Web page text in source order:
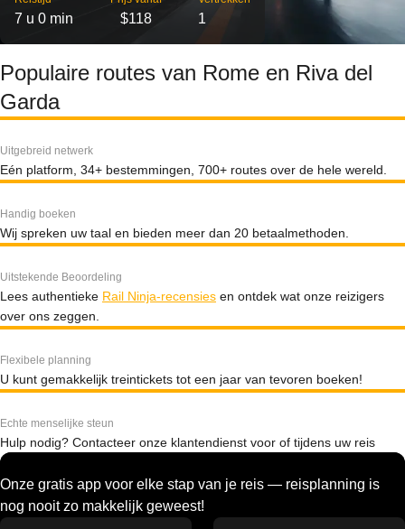
7 u 0 min $118 1
Populaire routes van Rome en Riva del
Garda
Uitgebreid netwerk
Eén platform, 34+ bestemmingen, 700+ routes over de hele wereld.
Handig boeken
Wij spreken uw taal en bieden meer dan 20 betaalmethoden.
Uitstekende Beoordeling
Lees authentieke Rail Ninja-recensies en ontdek wat onze reizigers
over ons zeggen.
Flexibele planning
U kunt gemakkelijk treintickets tot een jaar van tevoren boeken!
Echte menselijke steun
Hulp nodig? Contacteer onze klantendienst voor of tijdens uw reis
Onze gratis app voor elke stap van je reis — reisplanning is
nog nooit zo makkelijk geweest!